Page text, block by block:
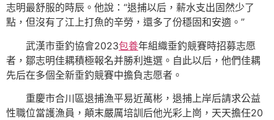
志明最舒服的時辰。他說：“退捕以后，薪水支出固然少了
點，但沒有了江上打魚的辛勞，還多了份穩固和安適。”
武漢市垂釣協會2023包養年組織垂釣競賽時招募志愿
者，鄒志明佳耦積極報名并勝利進選。自此以后，他們佳耦
先后在多個全新垂釣競賽中擔負志愿者。
重慶市合川區退捕漁平易近萬彬，退捕上岸后請求公益
性職位當護漁員，顛末嚴厲培訓后他光彩上崗，天天擔任20